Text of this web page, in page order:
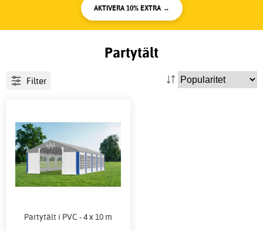
AKTIVERA 10% EXTRA →
Partytält
Filter
Partytält i PVC - 4 x 10 m